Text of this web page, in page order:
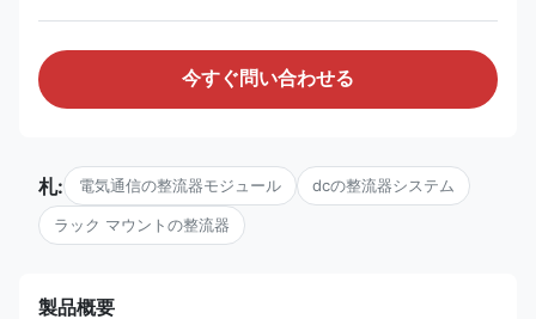
今すぐ問い合わせる
札: 電気通信の整流器モジュール dcの整流器システム
ラック マウントの整流器
製品概要